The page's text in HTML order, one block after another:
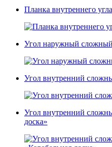
Планка внутреннего угла
Угол наружный сложный
Угол внутренний
Угол внутренний
доска»